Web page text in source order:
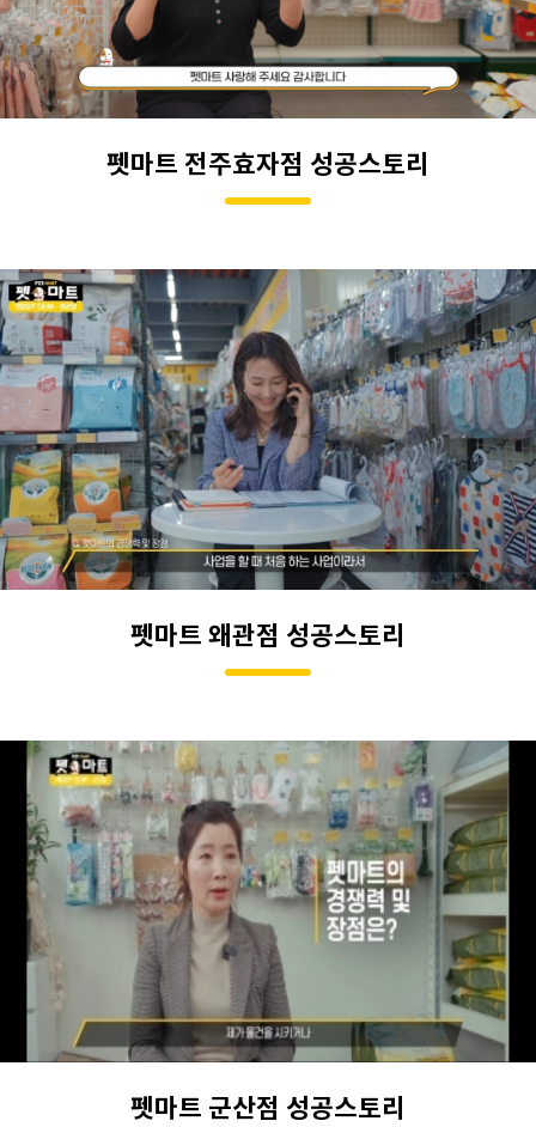
펫마트 전주효자점 성공스토리
펫마트 왜관점 성공스토리
펫마트 군산점 성공스토리